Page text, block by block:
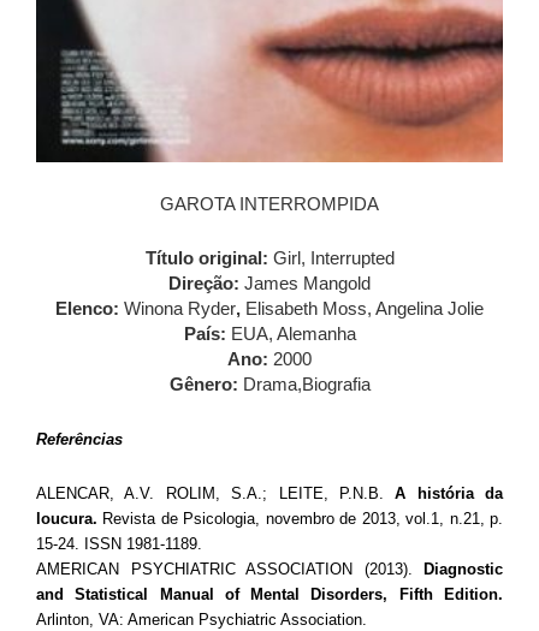
GAROTA INTERROMPIDA
Título original: Girl, Interrupted
Direção: James Mangold
Elenco: Winona Ryder, Elisabeth Moss, Angelina Jolie
País: EUA, Alemanha
Ano: 2000
Gênero: Drama,Biografia
Referências
ALENCAR, A.V. ROLIM, S.A.; LEITE, P.N.B.A história da
loucura. Revista de Psicologia, novembro de 2013, vol.1, n.21, p.
15-24. ISSN 1981-1189.
AMERICAN PSYCHIATRIC ASSOCIATION (2013).
Diagnostic
and Statistical Manual of Mental Disorders, Fifth Edition.
Arlinton, VA: American Psychiatric Association.